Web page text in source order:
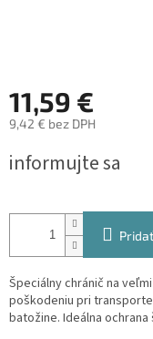
11,59 €
9,42 € bez DPH
cena:
informujte sa
Špeciálny chránič na
poškodeniu pri
batožine. Ideálna